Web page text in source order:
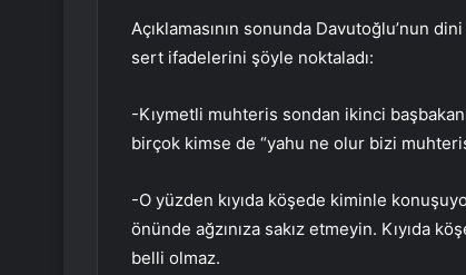
Açıklamasının sonunda Davutoğlu’nun
sert ifadelerini şöyle noktaladı:
-Kıymetli muhteris sondan ikinci
birçok kimse de “yahu ne olur bizi
-O yüzden kıyıda köşede kiminle
önünde ağzınıza sakız etmeyin. Kıyıda
belli olmaz.